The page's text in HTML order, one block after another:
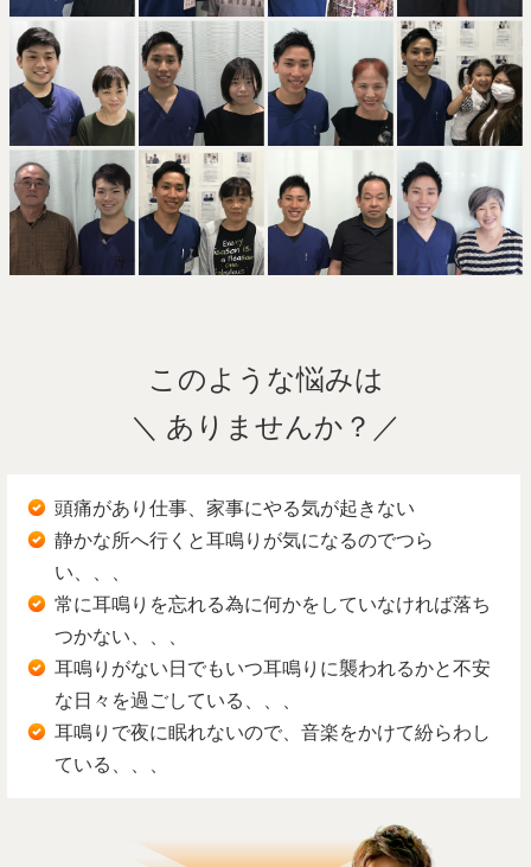
このような悩みは
＼ ありませんか？／
頭痛があり仕事、家事にやる気が起きない
静かな所へ行くと耳鳴りが気になるのでつら
い、、、
常に耳鳴りを忘れる為に何かをしていなければ落ち
つかない、、、
耳鳴りがない日でもいつ耳鳴りに襲われるかと不安
な日々を過ごしている、、、
耳鳴りで夜に眠れないので、音楽をかけて紛らわし
ている、、、